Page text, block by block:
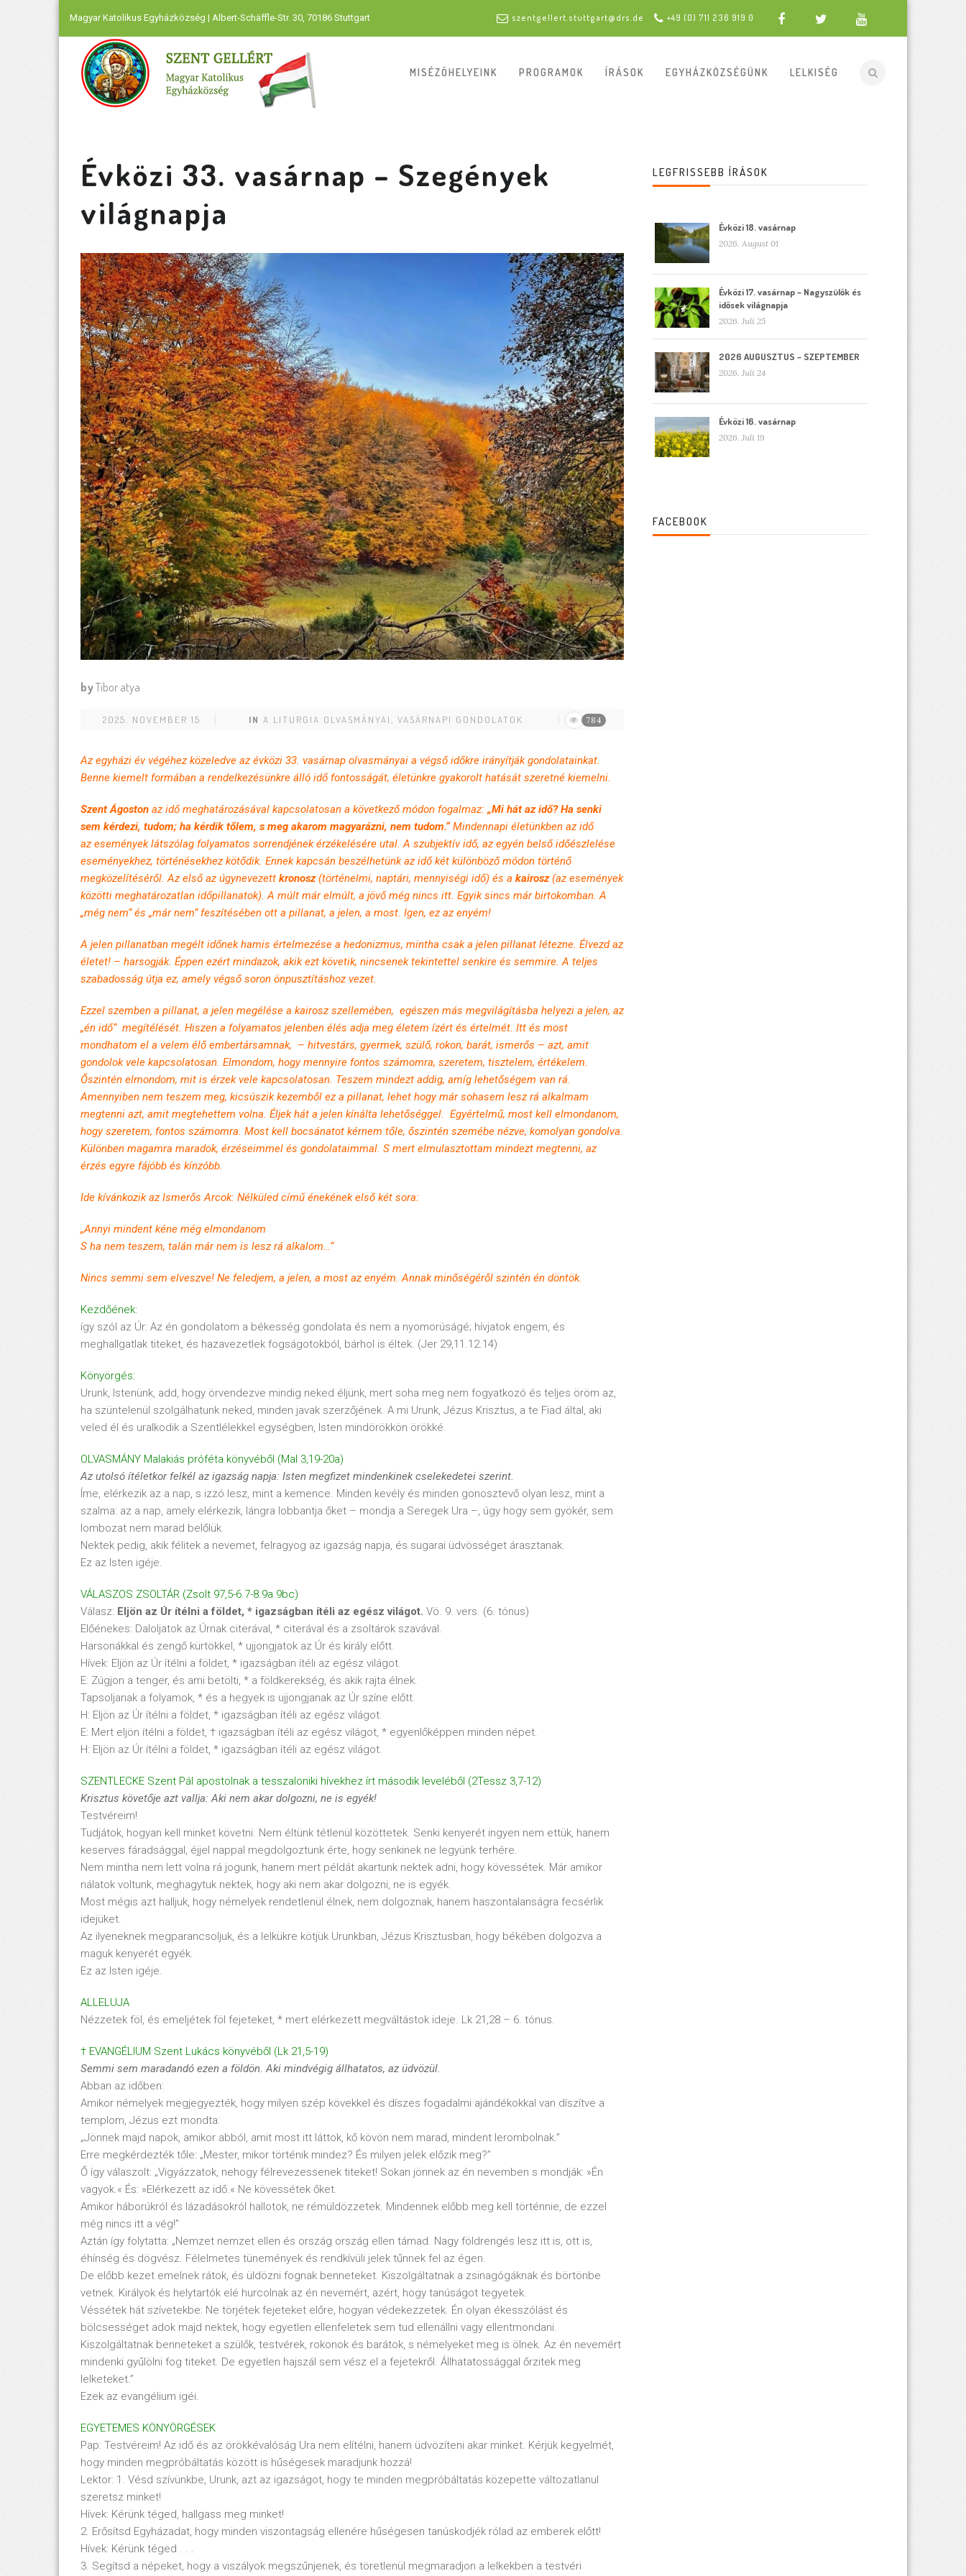
Magyar Katolikus Egyházközség | Albert-Schäffle-Str. 30, 70186 Stuttgart szentgellert.stuttgart@drs.de +49 (0) 711 236 919 0
MISÉZŐHELYEINK PROGRAMOK ÍRÁSOK EGYHÁZKÖZSÉGÜNK LELKISÉG
Évközi 33. vasárnap – Szegények
világnapja
byTibor atya
2025. NOVEMBER 15 IN A LITURGIA OLVASMÁNYAI VASÁRNAPI GONDOLATOK 784
Az egyházi év végéhez közeledve az évközi 33. vasárnap olvasmányai a végső időkre irányítják gondolatainkat.
Benne kiemelt formában a rendelkezésünkre álló idő fontosságát, életünkre gyakorolt hatását szeretné kiemelni.
Szent Ágoston az idő meghatározásával kapcsolatosan a következő módon fogalmaz: „Mi hát az idő? Ha senki
sem kérdezi, tudom; ha kérdik tőlem, s meg akarom magyarázni, nem tudom.“Mindennapi életünkben az idő
az események látszólag folyamatos sorrendjének érzékelésére utal. A szubjektív idő, az egyén belső időészlelése
eseményekhez, történésekhez kötődik. Ennek kapcsán beszélhetünk az idő két különböző módon történő
megközelítéséről. Az első az úgynevezett kronosz(történelmi, naptári, mennyiségi idő) és a kairosz(az események
közötti meghatározatlan időpillanatok). A múlt már elmúlt, a jövő még nincs itt. Egyik sincs már birtokomban. A
„még nem“ és „már nem“ feszítésében ott a pillanat, a jelen, a most. Igen, ez az enyém!
A jelen pillanatban megélt időnek hamis értelmezése a hedonizmus, mintha csak a jelen pillanat létezne. Élvezd az
életet! – harsogják. Éppen ezért mindazok, akik ezt követik, nincsenek tekintettel senkire és semmire. A teljes
szabadosság útja ez, amely végső soron önpusztításhoz vezet.
Ezzel szemben a pillanat, a jelen megélése a kairosz szellemében, egészen más megvilágításba helyezi a jelen, az
„én idő“ megítélését. Hiszen a folyamatos jelenben élés adja meg életem ízért és értelmét. Itt és most
mondhatom el a velem élő embertársamnak, – hitvestárs, gyermek, szülő, rokon, barát, ismerős – azt, amit
gondolok vele kapcsolatosan. Elmondom, hogy mennyire fontos számomra, szeretem, tisztelem, értékelem.
Őszintén elmondom, mit is érzek vele kapcsolatosan. Teszem mindezt addig, amíg lehetőségem van rá.
Amennyiben nem teszem meg, kicsúszik kezemből ez a pillanat, lehet hogy már sohasem lesz rá alkalmam
megtenni azt, amit megtehettem volna. Éljek hát a jelen kínálta lehetőséggel. Egyértelmű, most kell elmondanom,
hogy szeretem, fontos számomra. Most kell bocsánatot kérnem tőle, őszintén szemébe nézve, komolyan gondolva.
Különben magamra maradok, érzéseimmel és gondolataimmal. S mert elmulasztottam mindezt megtenni, az
érzés egyre fájóbb és kínzóbb.
Ide kívánkozik az Ismerős Arcok: Nélküled című énekének első két sora:
„Annyi mindent kéne még elmondanom
S ha nem teszem, talán már nem is lesz rá alkalom…“
Nincs semmi sem elveszve! Ne feledjem, a jelen, a most az enyém. Annak minőségéről szintén én döntök.
Kezdőének:
így szól az Úr: Az én gondolatom a békesség gondolata és nem a nyomorúságé; hívjatok engem, és
meghallgatlak titeket, és hazavezetlek fogságotokból, bárhol is éltek. (Jer 29,11.12.14)
Könyörgés:
Urunk, Istenünk, add, hogy örvendezve mindig neked éljünk, mert soha meg nem fogyatkozó és teljes öröm az,
ha szüntelenül szolgálhatunk neked, minden javak szerzőjének. A mi Urunk, Jézus Krisztus, a te Fiad által, aki
veled él és uralkodik a Szentlélekkel egységben, Isten mindörökkön örökké.
OLVASMÁNY Malakiás próféta könyvéből (Mal 3,19-20a)
Az utolsó ítéletkor felkél az igazság napja: Isten megfizet mindenkinek cselekedetei szerint.
Íme, elérkezik az a nap, s izzó lesz, mint a kemence. Minden kevély és minden gonosztevő olyan lesz, mint a
szalma: az a nap, amely elérkezik, lángra lobbantja őket – mondja a Seregek Ura –, úgy hogy sem gyökér, sem
lombozat nem marad belőlük.
Nektek pedig, akik félitek a nevemet, felragyog az igazság napja, és sugarai üdvösséget árasztanak.
Ez az Isten igéje.
VÁLASZOS ZSOLTÁR (Zsolt 97,5-6.7-8.9a.9bc)
Válasz: Eljön az Úr ítélni a földet, * igazságban ítéli az egész világot. Vö. 9. vers. (6. tónus)
Előénekes: Daloljatok az Úrnak citerával, * citerával és a zsoltárok szavával.
Harsonákkal és zengő kürtökkel, * ujjongjatok az Úr és király előtt.
Hívek: Eljön az Úr ítélni a földet, * igazságban ítéli az egész világot.
E: Zúgjon a tenger, és ami betölti, * a földkerekség, és akik rajta élnek.
Tapsoljanak a folyamok, * és a hegyek is ujjongjanak az Úr színe előtt.
H: Eljön az Úr ítélni a földet, * igazságban ítéli az egész világot.
E: Mert eljön ítélni a földet, † igazságban ítéli az egész világot, * egyenlőképpen minden népet.
H: Eljön az Úr ítélni a földet, * igazságban ítéli az egész világot.
SZENTLECKE Szent Pál apostolnak a tesszaloniki hívekhez írt második leveléből (2Tessz 3,7-12)
Krisztus követője azt vallja: Aki nem akar dolgozni, ne is egyék!
Testvéreim!
Tudjátok, hogyan kell minket követni. Nem éltünk tétlenül közöttetek. Senki kenyerét ingyen nem ettük, hanem
keserves fáradsággal, éjjel nappal megdolgoztunk érte, hogy senkinek ne legyünk terhére.
Nem mintha nem lett volna rá jogunk, hanem mert példát akartunk nektek adni, hogy kövessétek. Már amikor
nálatok voltunk, meghagytuk nektek, hogy aki nem akar dolgozni, ne is egyék.
Most mégis azt halljuk, hogy némelyek rendetlenül élnek, nem dolgoznak, hanem haszontalanságra fecsérlik
idejüket.
Az ilyeneknek megparancsoljuk, és a lelkükre kötjük Urunkban, Jézus Krisztusban, hogy békében dolgozva a
maguk kenyerét egyék.
Ez az Isten igéje.
ALLELUJA
Nézzetek föl, és emeljétek föl fejeteket, * mert elérkezett megváltástok ideje. Lk 21,28 – 6. tónus.
† EVANGÉLIUM Szent Lukács könyvéből (Lk 21,5-19)
Semmi sem maradandó ezen a földön. Aki mindvégig állhatatos, az üdvözül.
Abban az időben:
Amikor némelyek megjegyezték, hogy milyen szép kövekkel és díszes fogadalmi ajándékokkal van díszítve a
templom, Jézus ezt mondta:
„Jönnek majd napok, amikor abból, amit most itt láttok, kő kövön nem marad, mindent lerombolnak.”
Erre megkérdezték tőle: „Mester, mikor történik mindez? És milyen jelek előzik meg?”
Ő így válaszolt: „Vigyázzatok, nehogy félrevezessenek titeket! Sokan jönnek az én nevemben s mondják: »Én
vagyok.« És: »Elérkezett az idő.« Ne kövessétek őket.
Amikor háborúkról és lázadásokról hallotok, ne rémüldözzetek. Mindennek előbb meg kell történnie, de ezzel
még nincs itt a vég!”
Aztán így folytatta: „Nemzet nemzet ellen és ország ország ellen támad. Nagy földrengés lesz itt is, ott is,
éhínség és dögvész. Félelmetes tünemények és rendkívüli jelek tűnnek fel az égen.
De előbb kezet emelnek rátok, és üldözni fognak benneteket. Kiszolgáltatnak a zsinagógáknak és börtönbe
vetnek. Királyok és helytartók elé hurcolnak az én nevemért, azért, hogy tanúságot tegyetek.
Véssétek hát szívetekbe: Ne törjétek fejeteket előre, hogyan védekezzetek. Én olyan ékesszólást és
bölcsességet adok majd nektek, hogy egyetlen ellenfeletek sem tud ellenállni vagy ellentmondani.
Kiszolgáltatnak benneteket a szülők, testvérek, rokonok és barátok, s némelyeket meg is ölnek. Az én nevemért
mindenki gyűlölni fog titeket. De egyetlen hajszál sem vész el a fejetekről. Állhatatossággal őrzitek meg
lelketeket.”
Ezek az evangélium igéi.
EGYETEMES KÖNYÖRGÉSEK
Pap: Testvéreim! Az idő és az örökkévalóság Ura nem elítélni, hanem üdvözíteni akar minket. Kérjük kegyelmét,
hogy minden megpróbáltatás között is hűségesek maradjunk hozzá!
Lektor: 1. Vésd szívünkbe, Urunk, azt az igazságot, hogy te minden megpróbáltatás közepette változatlanul
szeretsz minket!
Hívek: Kérünk téged, hallgass meg minket!
2. Erősítsd Egyházadat, hogy minden viszontagság ellenére hűségesen tanúskodjék rólad az emberek előtt!
Hívek: Kérünk téged . . .
3. Segítsd a népeket, hogy a viszályok megszűnjenek, és töretlenül megmaradjon a lelkekben a testvéri
LEGFRISSEBB ÍRÁSOK
Évközi 18. vasárnap
2026. August 01
Évközi 17. vasárnap – Nagyszülők és
idősek világnapja
2026. Juli 25
2026 AUGUSZTUS – SZEPTEMBER
2026. Juli 24
Évközi 16. vasárnap
2026. Juli 19
FACEBOOK